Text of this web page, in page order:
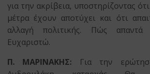
για την ακρίβεια, υποστηρίζοντας
μέτρα έχουν αποτύχει και ότι
αλλαγή πολιτικής. Πώς
Ευχαριστώ.
Π. ΜΑΡΙΝΑΚΗΣ: Για την